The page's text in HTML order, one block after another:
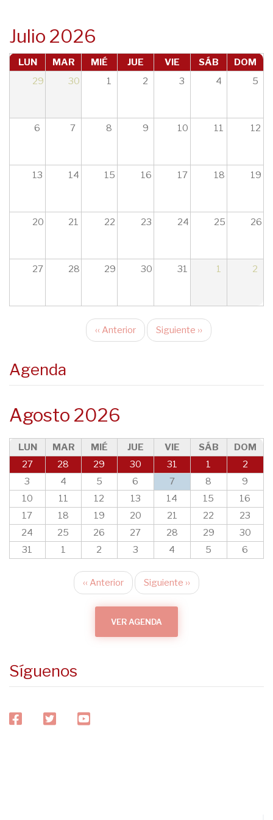
Julio 2026
LUN MAR MIÉ JUE VIE SÁB
DOM
29
30 1 2 3 4 5
6 7 8 9 10 11 12
13 14 15 16 17 18 19
20 21 22 23 24 25 26
27 28 29 30 31 1 2
Paginación
‹‹ Anterior Siguiente ››
Agenda
Agosto 2026
LUN MAR MIÉ JUE VIE SÁB
DOM
27
28 29 30 31 1
2
3
4 5 6 7 8
9
10
11 12 13 14 15
16
17
18 19 20 21 22
23
24
25 26 27 28 29
30
31
1 2 3 4 5 6
Paginación
‹‹ Anterior Siguiente ››
VER AGENDA
Síguenos
facebooktwitteryoutube